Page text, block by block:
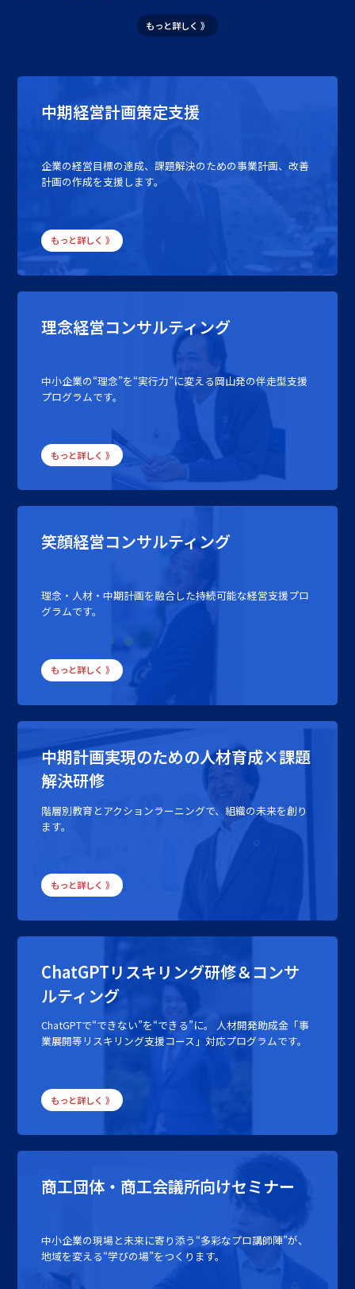
もっと詳しく 》
中期経営計画策定支援
企業の経営目標の達成、課題解決のための事業計画、改善
計画の作成を支援します。
もっと詳しく 》
理念経営コンサルティング
中小企業の“理念”を“実行力”に変える岡山発の伴走型支援
プログラムです。
もっと詳しく 》
笑顔経営コンサルティング
理念・人材・中期計画を融合した持続可能な経営支援プロ
グラムです。
もっと詳しく 》
中期計画実現のための人材育成×課題
解決研修
階層別教育とアクションラーニングで、組織の未来を創り
ます。
もっと詳しく 》
ChatGPTリスキリング研修＆コンサ
ルティング
ChatGPTで“できない”を“できる”に。 人材開発助成金「事
業展開等リスキリング支援コース」対応プログラムです。
もっと詳しく 》
商工団体・商工会議所向けセミナー
中小企業の現場と未来に寄り添う“多彩なプロ講師陣”が、
地域を変える“学びの場”をつくります。